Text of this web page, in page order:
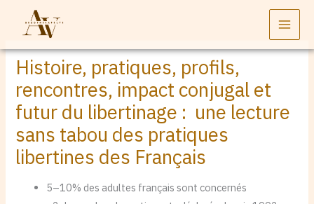
Histoire, pratiques, profils,
rencontres, impact conjugal et
futur du libertinage : une lecture
sans tabou des pratiques
libertines des Français
5–10% des adultes français sont concernés